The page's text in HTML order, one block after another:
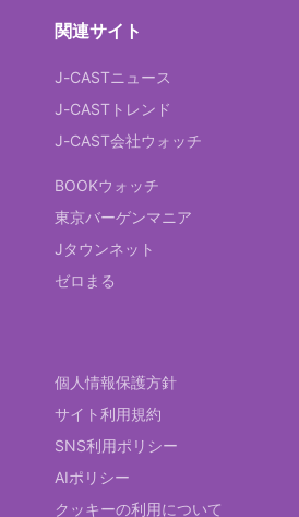
関連サイト
J-CASTニュース
J-CASTトレンド
J-CAST会社ウォッチ
BOOKウォッチ
東京バーゲンマニア
Jタウンネット
ゼロまる
個人情報保護方針
サイト利用規約
SNS利用ポリシー
AIポリシー
クッキーの利用について